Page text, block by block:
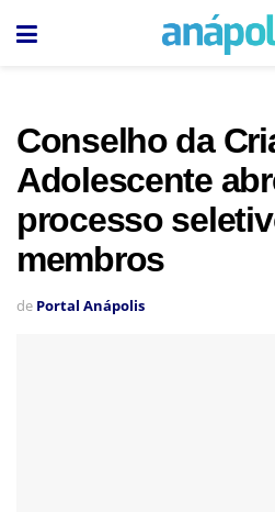
Conselho da
Adolescente
processo
membros
de Portal Anápolis